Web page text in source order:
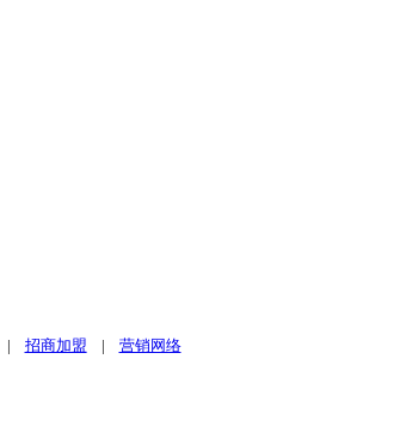
| 招商加盟 | 营销网络